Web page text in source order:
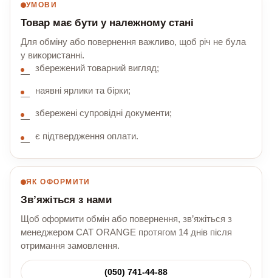
УМОВИ
Товар має бути у належному стані
Для обміну або повернення важливо, щоб річ не була
у використанні.
збережений товарний вигляд;
наявні ярлики та бірки;
збережені супровідні документи;
є підтвердження оплати.
ЯК ОФОРМИТИ
Зв’яжіться з нами
Щоб оформити обмін або повернення, зв’яжіться з
менеджером CAT ORANGE протягом 14 днів після
отримання замовлення.
(050) 741-44-88